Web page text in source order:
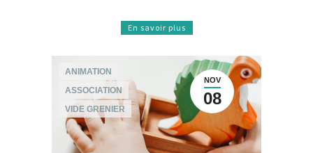
En savoir plus
NOV
08
ANIMATION
ASSOCIATION
VIDE GRENIER